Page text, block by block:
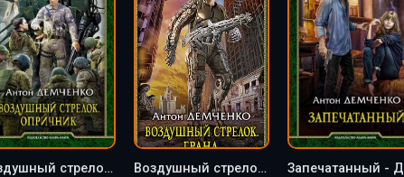
Воздушный стрелок. Опричник - Антон Демченко (книга 6) Воздушный стрелок. Гранд - Антон Демченко (книга 3)